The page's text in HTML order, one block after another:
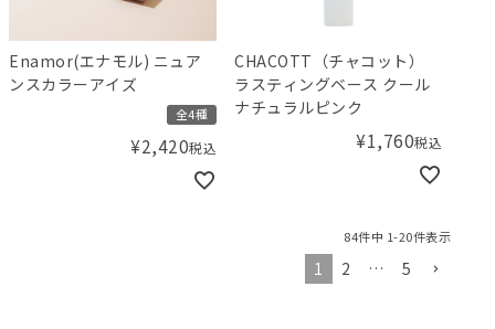
Enamor(エナモル) ニュア
ンスカラーアイズ
全4種
¥2,420税込
CHACOTT（チャコット）
ラスティングベース クール
ナチュラルピンク
¥1,760税込
84件中 1-20件表示
1 2 … 5